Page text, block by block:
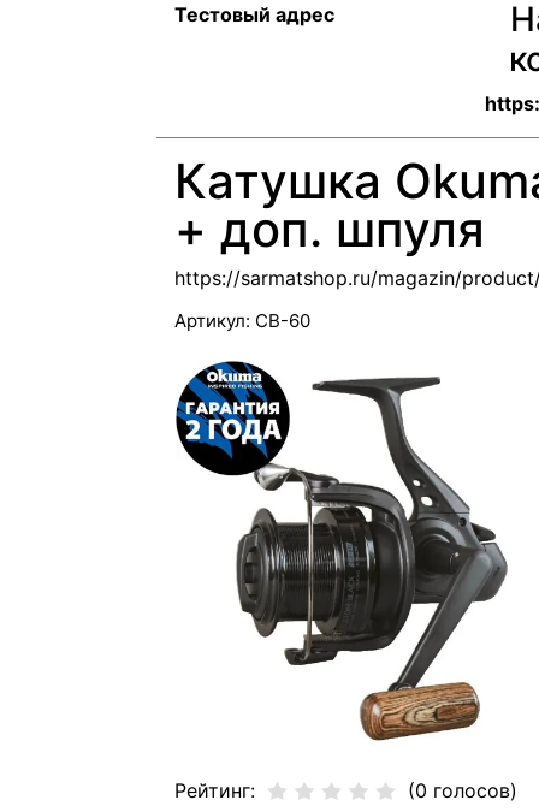
Тестовый адрес
Катушка
+ доп. шпуля
https://sarmatshop.ru/magazin/
Артикул: CB-60
Рейтинг: (0 голосов)